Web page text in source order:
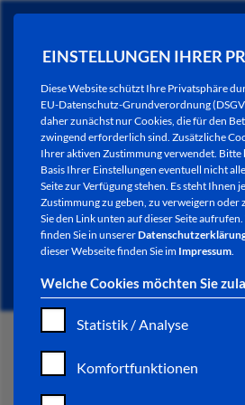
EINSTELLUNGEN IHRER
Diese Website schützt Ihre Privatsphäre
EU-Datenschutz-Grundverordnung
daher zunächst nur Cookies, die für den
zwingend erforderlich sind. Zusätzliche
Ihrer aktiven Zustimmung verwendet. Bitte
Basis Ihrer Einstellungen eventuell nicht
Seite zur Verfügung stehen. Es steht Ihnen
Zustimmung zu geben, zu verweigern
Sie den Link unten auf dieser Seite
finden Sie in unserer
dieser Webseite finden Sie im Impressum.
Welche Cookies möchten Sie
Statistik / Analyse
Komfortfunktionen
NEWSLETTER /
START